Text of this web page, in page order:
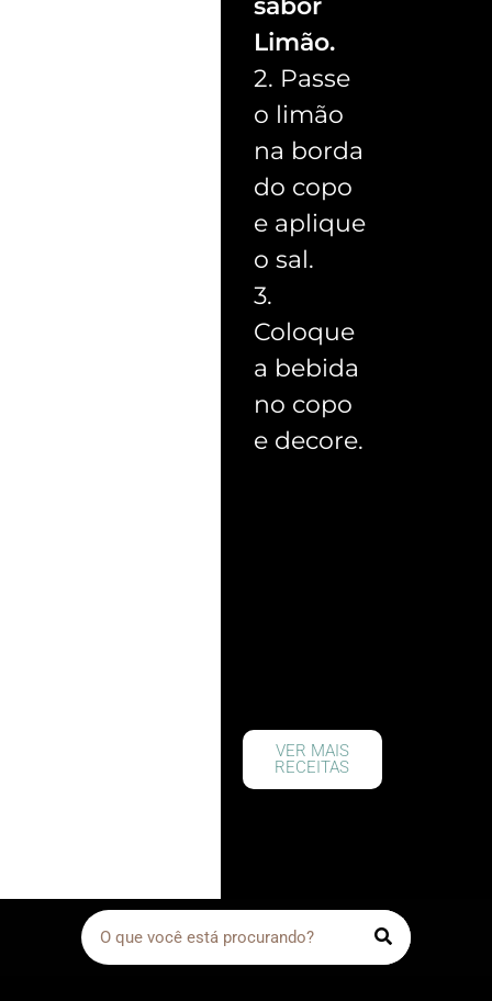
sabor
Limão.
2. Passe
o limão
na borda
do copo
e aplique
o sal.
3.
Coloque
a bebida
no copo
e decore.
VER MAIS
RECEITAS